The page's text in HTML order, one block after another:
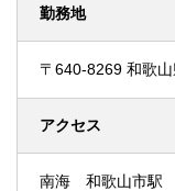
勤務地
〒640-8269 和歌
アクセス
南海 和歌山市